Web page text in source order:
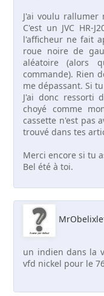
J'ai voulu
C'est un JVC HR-
l'afficheur ne fait
roue noire de
aléatoire (alors
commande). Rien
me dépassant. Si
J'ai donc ressorti
choyé comme
cassette n'est pas
trouvé dans tes
Merci encore si tu
Bel été à toi.
un indien dans la
vfd nickel pour le